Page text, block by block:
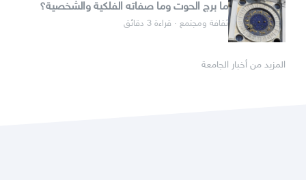
ما برج الحوت وما صفاته الفلكية والشخصية؟
ثقافة ومجتمع · قراءة 3 دقائق
المزيد من أخبار الجامعة